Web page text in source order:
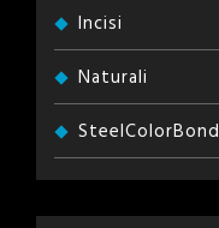
Incisi
Naturali
SteelColorBond